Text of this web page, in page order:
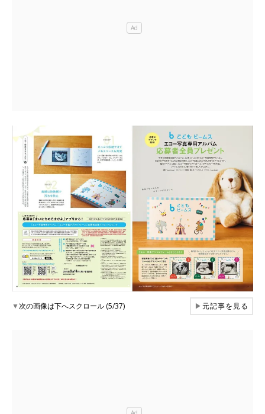
▼次の画像は下へスクロール (5/37) ▶元記事を見る